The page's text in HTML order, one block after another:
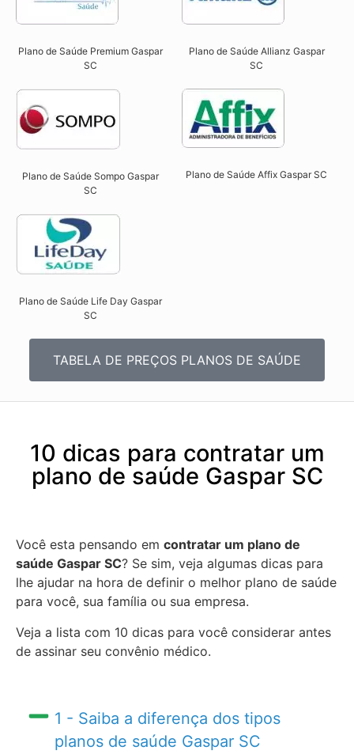
Plano de Saúde Premium Gaspar
SC​
Plano de Saúde Allianz Gaspar
SC​
Plano de Saúde Sompo Gaspar
SC​
Plano de Saúde Affix Gaspar SC​
Plano de Saúde Life Day Gaspar
SC
TABELA DE PREÇOS PLANOS DE SAÚDE
10 dicas para contratar um
plano de saúde Gaspar SC
Você esta pensando em contratar um plano de
saúde Gaspar SC? Se sim, veja algumas dicas para
lhe ajudar na hora de definir o melhor plano de saúde
para você, sua família ou sua empresa.
Veja a lista com 10 dicas para você considerar antes
de assinar seu convênio médico.
1 - Saiba a diferença dos tipos
planos de saúde Gaspar SC